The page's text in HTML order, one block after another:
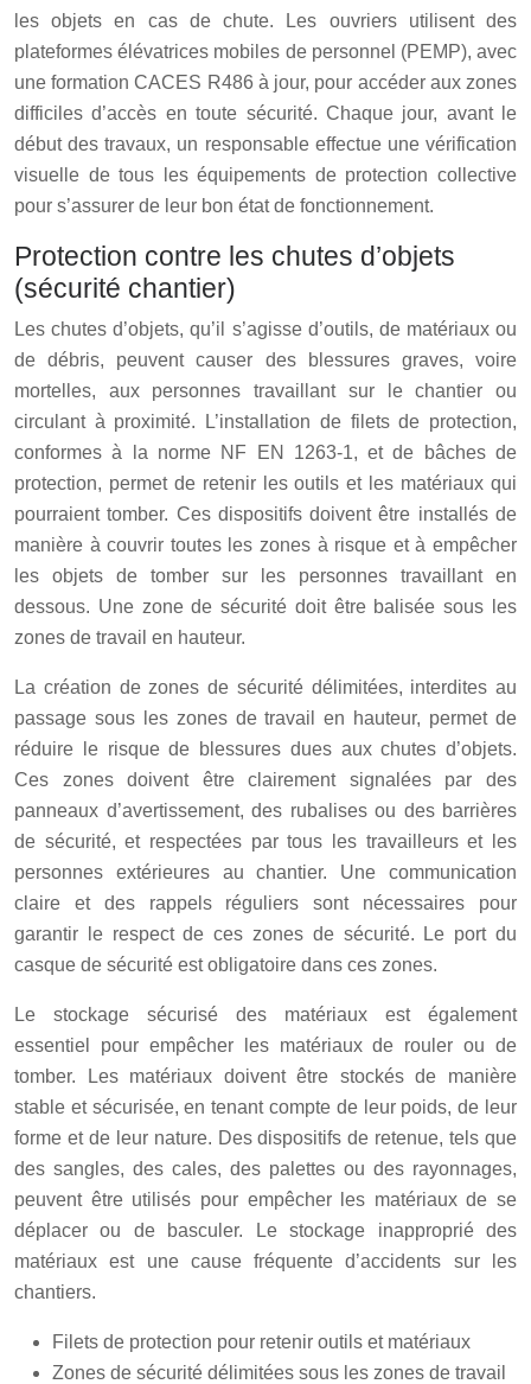
les objets en cas de chute. Les ouvriers utilisent des
plateformes élévatrices mobiles de personnel (PEMP), avec
une formation CACES R486 à jour, pour accéder aux zones
difficiles d’accès en toute sécurité. Chaque jour, avant le
début des travaux, un responsable effectue une vérification
visuelle de tous les équipements de protection collective
pour s’assurer de leur bon état de fonctionnement.
Protection contre les chutes d’objets
(sécurité chantier)
Les chutes d’objets, qu’il s’agisse d’outils, de matériaux ou
de débris, peuvent causer des blessures graves, voire
mortelles, aux personnes travaillant sur le chantier ou
circulant à proximité. L’installation de filets de protection,
conformes à la norme NF EN 1263-1, et de bâches de
protection, permet de retenir les outils et les matériaux qui
pourraient tomber. Ces dispositifs doivent être installés de
manière à couvrir toutes les zones à risque et à empêcher
les objets de tomber sur les personnes travaillant en
dessous. Une zone de sécurité doit être balisée sous les
zones de travail en hauteur.
La création de zones de sécurité délimitées, interdites au
passage sous les zones de travail en hauteur, permet de
réduire le risque de blessures dues aux chutes d’objets.
Ces zones doivent être clairement signalées par des
panneaux d’avertissement, des rubalises ou des barrières
de sécurité, et respectées par tous les travailleurs et les
personnes extérieures au chantier. Une communication
claire et des rappels réguliers sont nécessaires pour
garantir le respect de ces zones de sécurité. Le port du
casque de sécurité est obligatoire dans ces zones.
Le stockage sécurisé des matériaux est également
essentiel pour empêcher les matériaux de rouler ou de
tomber. Les matériaux doivent être stockés de manière
stable et sécurisée, en tenant compte de leur poids, de leur
forme et de leur nature. Des dispositifs de retenue, tels que
des sangles, des cales, des palettes ou des rayonnages,
peuvent être utilisés pour empêcher les matériaux de se
déplacer ou de basculer. Le stockage inapproprié des
matériaux est une cause fréquente d’accidents sur les
chantiers.
Filets de protection pour retenir outils et matériaux
Zones de sécurité délimitées sous les zones de travail